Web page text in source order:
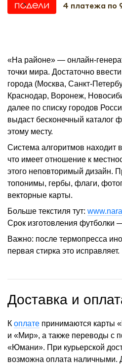
4 платежа по
«На районе» — онлайн-
точки мира. Достаточно
города (Москва, Санкт-
Краснодар, Воронеж,
далее по списку городов
выдаст бесконечный каталог
этому месту.
Система алгоритмов находит
что имеет отношение к
этого неповторимый дизайн.
топонимы, гербы, флаги,
векторные карты.
Больше текстиля тут:
Срок изготовления футболки
Важно: после термопресса
первая стирка это исправляет.
Доставка и
К оплате принимаются карты
и «Мир», а также переводы с
«Юмани». При курьерской
возможна оплата наличными.